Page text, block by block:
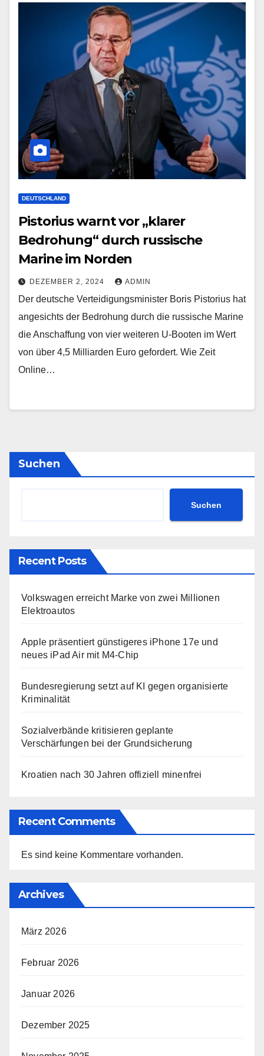
DEUTSCHLAND
Pistorius warnt vor „klarer
Bedrohung“ durch russische
Marine im Norden
DEZEMBER 2, 2024 ADMIN
Der deutsche Verteidigungsminister Boris Pistorius hat
angesichts der Bedrohung durch die russische Marine
die Anschaffung von vier weiteren U-Booten im Wert
von über 4,5 Milliarden Euro gefordert. Wie Zeit
Online…
Suchen
Suchen
Recent Posts
Volkswagen erreicht Marke von zwei Millionen
Elektroautos
Apple präsentiert günstigeres iPhone 17e und
neues iPad Air mit M4-Chip
Bundesregierung setzt auf KI gegen organisierte
Kriminalität
Sozialverbände kritisieren geplante
Verschärfungen bei der Grundsicherung
Kroatien nach 30 Jahren offiziell minenfrei
Recent Comments
Es sind keine Kommentare vorhanden.
Archives
März 2026
Februar 2026
Januar 2026
Dezember 2025